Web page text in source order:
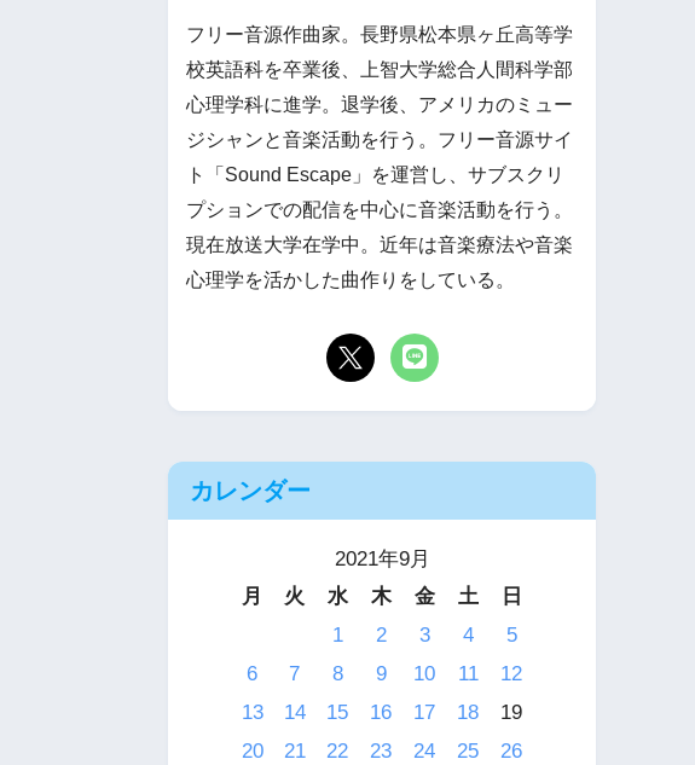
フリー音源作曲家。長野県松本県ヶ丘高等学
校英語科を卒業後、上智大学総合人間科学部
心理学科に進学。退学後、アメリカのミュー
ジシャンと音楽活動を行う。フリー音源サイ
ト「Sound Escape」を運営し、サブスクリ
プションでの配信を中心に音楽活動を行う。
現在放送大学在学中。近年は音楽療法や音楽
心理学を活かした曲作りをしている。
カレンダー
2021年9月
月
火 水 木 金 土
日
1
2 3 4
5
6
7 8 9 10 11
12
13
14 15 16 17 18
19
20
21 22 23 24 25
26